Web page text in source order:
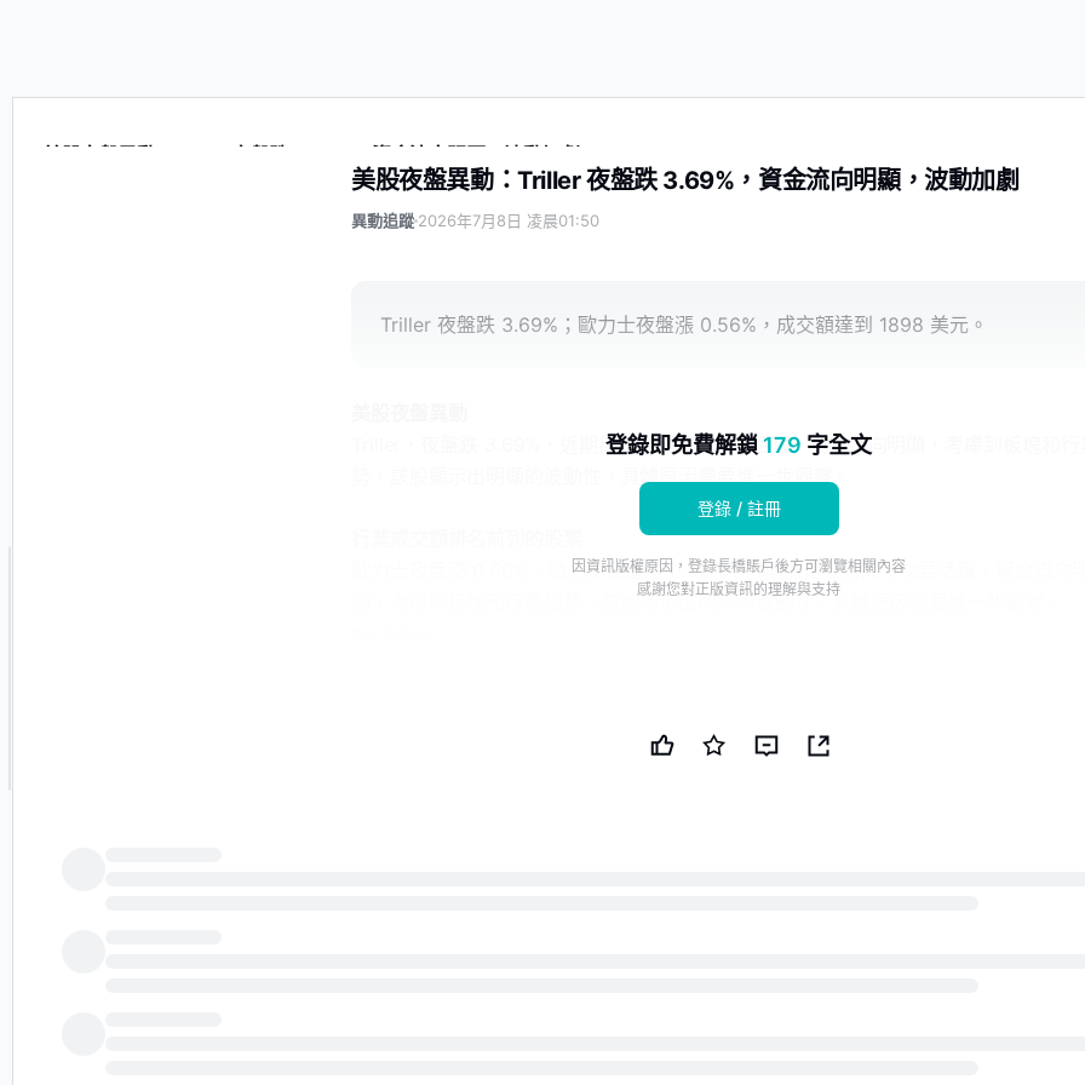
美股夜盤異動：Triller 夜盤跌 3.69%，資金流向明顯，波動加劇
美股夜盤異動：Triller 夜盤跌 3.69%，資金流向明顯，波動加劇
異動追蹤 2026年7月8日 凌晨01:50
Triller 夜盤跌 3.69%；歐力士夜盤漲 0.56%，成交額達到 1898 美元。
Triller，夜盤跌 3.69%，近期無重要新聞。交易活躍，資金流向明顯，考慮到板塊和行
勢，該股顯示出明顯的波動性，具體原因需要進一步觀察。
歐力士夜盤漲 0.56%。歐力士夜盤漲 0.56%。近期無重要新聞；交易活躍，資金流向
顯，考慮到板塊和行業趨勢，該股顯示出明顯的波動性，具體原因需要進一步觀察。
登錄即免費解鎖 179 字全文
登錄 / 註冊
因資訊版權原因，登錄長橋賬戶後方可瀏覽相關內容
感謝您對正版資訊的理解與支持